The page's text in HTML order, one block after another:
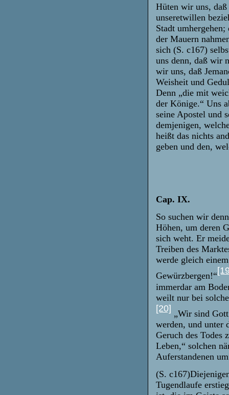
Hüten wir uns,
unseretwillen
Stadt
der Mauern
sich (S. c167)
uns denn, daß wir
wir uns, daß
Weisheit und
Denn „die mit
der Könige.“ Uns
seine Apostel und
demjenigen,
heißt das nichts
geben und den,
Cap. IX.
So suchen wir
Höhen, um deren
sich weht. Er
Treiben des
werde gleich
Gewürzbergen!“
immerdar am
weilt nur bei
[20]
„Wir sind
werden, und unter
Geruch des Todes
Leben,“ solchen
Auferstandenen
(S.
Tugendlaufe